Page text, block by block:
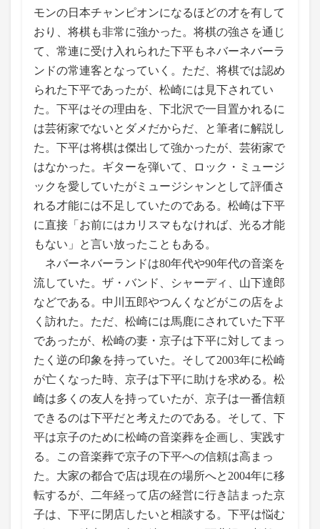
モンの日本チャンピオンになるほどの才を有して
おり、将棋も非常に強かった。将棋の強さを通じ
て、常連に受け入れられた下平もネバーネバーラ
ンドの常連客となっていく。ただ、将棋では認め
られた下平であったが、松崎には見下されてい
た。下平はその理由を、下北沢で一目置かれるに
は芸術家でないとダメだからだ、と筆者に解説し
た。下平は将棋は傑出して強かったが、芸術家で
はなかった。ギターを弾いて、ロック・ミュージ
ックを愛していたがミュージシャンとして評価さ
れる才能には不足していたのである。松崎は下平
に直接「お前にはカリスマもなければ、光る才能
もない」と言い放ったこともある。
ネバーネバーランドは80年代や90年代の音楽を
流していた。ザ・バンド、シャーディ、山下達郎
などである。中川五郎やつんくなどがこの店をよ
く訪れた。ただ、松崎には馬鹿にされていた下平
であったが、松崎の妻・京子は下平に対してまっ
たく逆の印象を持っていた。そして2003年に松崎
が亡くなった時、京子は下平に助けを求める。松
崎は多くの友人を持っていたが、京子は一番信頼
できるのは下平だと考えたのである。そして、下
平は京子のために松崎の音楽葬を企画し、実践す
る。この音楽葬で京子の下平への信頼は高まっ
た。大家の都合で店は現在の場所へと2004年に移
転するが、二年経って店の経営に行き詰まった京
子は、下平に閉店したいと相談する。下平は悩む